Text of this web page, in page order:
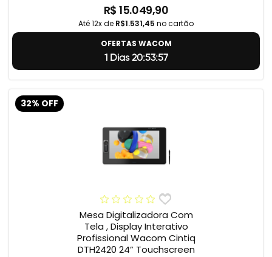
R$ 15.049,90
Até 12x de R$1.531,45 no cartão
OFERTAS WACOM
1 Dias 20:53:56
32% OFF
Mesa Digitalizadora Com
Tela , Display Interativo
Profissional Wacom Cintiq
DTH2420 24” Touchscreen